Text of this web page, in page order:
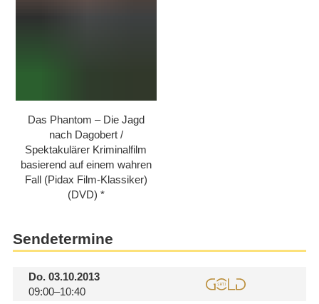
Das Phantom – Die Jagd
nach Dagobert /​
Spektakulärer Kriminalfilm
basierend auf einem wahren
Fall (Pidax Film-Klassiker)
(DVD)
Sendetermine
Do.03.10.2013
09:00–10:40